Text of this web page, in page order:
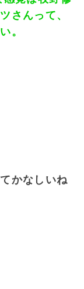
さんって、
。
かなしいね